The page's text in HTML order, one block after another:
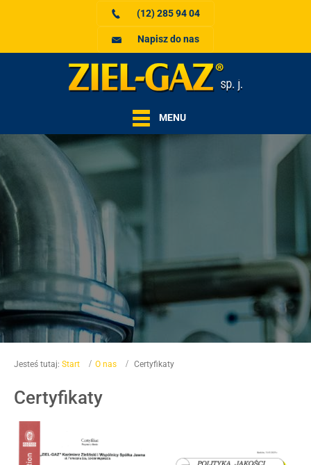
(12) 285 94 04
Napisz do nas
MENU
Jesteś tutaj: Start O nas Certyfikaty
Certyfikaty